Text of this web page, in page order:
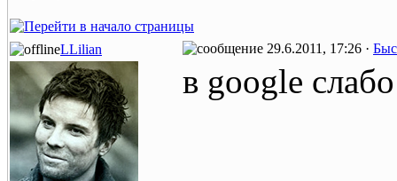
LLilian 29.6.2011, 17:26 ·
в google